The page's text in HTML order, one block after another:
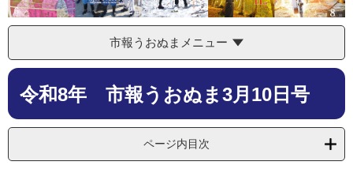
市報うおぬまメニュー
本
令和8年 市報うおぬま3月10日号
ページ内目次